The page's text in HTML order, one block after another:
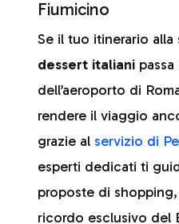
Fiumicino
Se il tuo itinerario
dessert italiani passa
dell’aeroporto di
rendere il viaggio
grazie al servizio di
esperti dedicati ti
proposte di
ricordo esclusivo del